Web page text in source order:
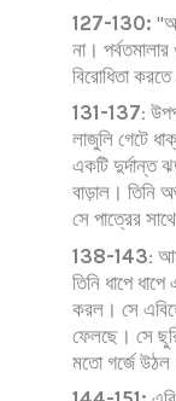
127-130:
না।
বিরোধিতা
131-137:
লাজুলি গেটে
একটি দুর্দান্ত
বাড়াল। তিনি
সে পাত্রের
138-143:
তিনি ধাপে
করল। সে
ফেলছে। সে
মতো গর্জে